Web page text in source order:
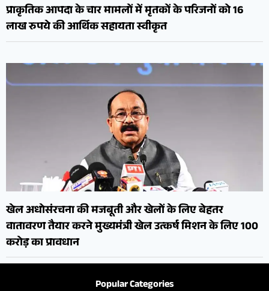
प्राकृतिक आपदा के चार मामलों में मृतकों के परिजनों को 16
लाख रुपये की आर्थिक सहायता स्वीकृत
खेल अधोसंरचना की मजबूती और खेलों के लिए बेहतर
वातावरण तैयार करने मुख्यमंत्री खेल उत्कर्ष मिशन के लिए 100
करोड़ का प्रावधान
Popular Categories